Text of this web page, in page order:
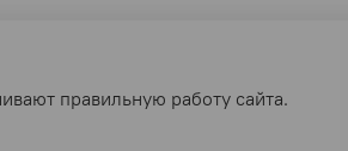
правильную работу сайта.